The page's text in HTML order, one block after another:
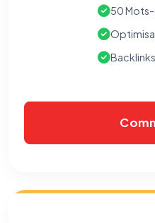
50
Cookies essentiels